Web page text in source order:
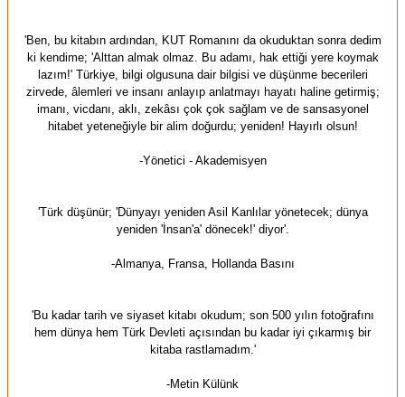
'Ben, bu kitabın ardından, KUT Romanını da okuduktan sonra dedim
ki kendime; 'Alttan almak olmaz. Bu adamı, hak ettiği yere koymak
lazım!' Türkiye, bilgi olgusuna dair bilgisi ve düşünme becerileri
zirvede, âlemleri ve insanı anlayıp anlatmayı hayatı haline getirmiş;
imanı, vicdanı, aklı, zekâsı çok çok sağlam ve de sansasyonel
hitabet yeteneğiyle bir alim doğurdu; yeniden! Hayırlı olsun!
-Yönetici - Akademisyen
'Türk düşünür; 'Dünyayı yeniden Asil Kanlılar yönetecek; dünya
yeniden 'İnsan'a' dönecek!' diyor'.
-Almanya, Fransa, Hollanda Basını
'Bu kadar tarih ve siyaset kitabı okudum; son 500 yılın fotoğrafını
hem dünya hem Türk Devleti açısından bu kadar iyi çıkarmış bir
kitaba rastlamadım.'
-Metin Külünk